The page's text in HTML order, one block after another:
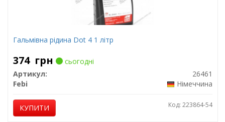
Гальмівна рідина Dot 4 1 літр
374 грн
сьогодні
Артикул:
26461
Febi
Німеччина
КУПИТИ Код: 223864-54